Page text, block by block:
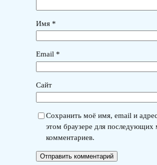
Имя *
Email *
Сайт
Сохранить моё имя, email и
этом браузере для последующих
комментариев.